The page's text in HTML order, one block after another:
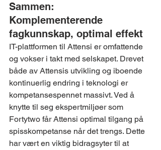
Sammen:
Komplementerende
fagkunnskap, optimal effekt
IT-plattformen til Attensi er omfattende
og vokser i takt med selskapet. Drevet
både av Attensis utvikling og iboende
kontinuerlig endring i teknologi er
kompetansespennet massivt. Ved å
knytte til seg ekspertmiljøer som
Fortytwo får Attensi optimal tilgang på
spisskompetanse når det trengs. Dette
har vært en viktig bidragsyter til at